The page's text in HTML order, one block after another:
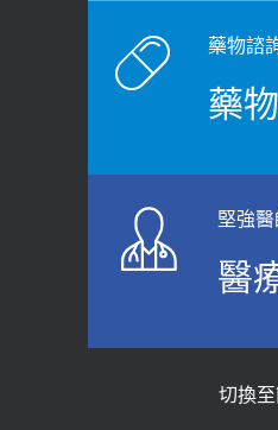
原則避免血糖血壓
2026-06-08
上班常待在冷氣房
醫示警：1病症嚴重
老後睡不好、夜間
2021-03-05
骨科魏志定主任接
質密度檢查！醫：
藥物諮
藥
堅強
醫
切換